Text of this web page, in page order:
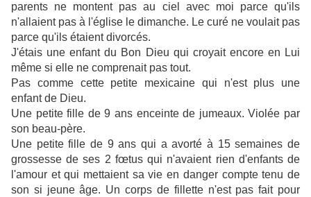
parents ne montent pas au ciel avec moi parce qu'ils
n'allaient pas à l'église le dimanche. Le curé ne voulait pas
parce qu'ils étaient divorcés.
J'étais une enfant du Bon Dieu qui croyait encore en Lui
même si elle ne comprenait pas tout.
Pas comme cette petite mexicaine qui n'est plus une
enfant de Dieu.
Une petite fille de 9 ans enceinte de jumeaux. Violée par
son beau-père.
Une petite fille de 9 ans qui a avorté à 15 semaines de
grossesse de ses 2 fœtus qui n'avaient rien d'enfants de
l'amour et qui mettaient sa vie en danger compte tenu de
son si jeune âge. Un corps de fillette n'est pas fait pour